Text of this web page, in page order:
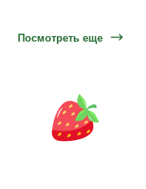
Посмотреть еще